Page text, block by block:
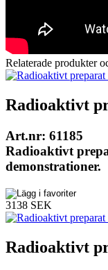
Relaterade produkter
Radioaktivt
Art.nr: 61185
Radioaktivt
demonstrationer.
3138 SEK
Radioaktivt